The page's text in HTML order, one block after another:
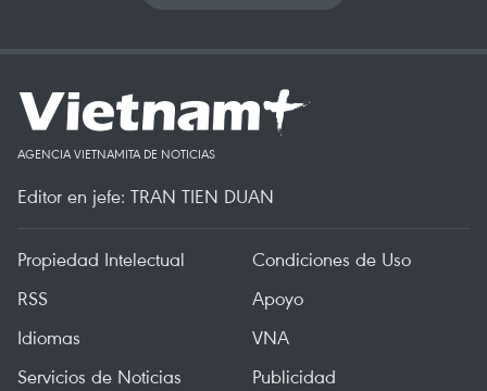
AGENCIA VIETNAMITA DE NOTICIAS
Editor en jefe: TRAN TIEN DUAN
Propiedad Intelectual
Condiciones de Uso
RSS
Apoyo
Idiomas
VNA
Servicios de Noticias
Publicidad